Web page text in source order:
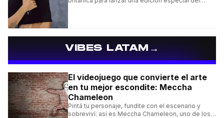
VIBES LATAM→
El videojuego que convierte el arte
en tu mejor escondite: Meccha
Chameleon
Pintá tu personaje, fundite con el escenario y
sobreviví: así es Meccha Chameleon, uno de los